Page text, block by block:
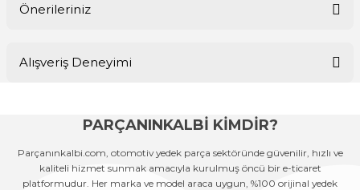
Önerileriniz
konularda yetersiz gördüğünüz noktaları öneri formunu kullanarak
Ürün resmi kalitesiz, bozuk veya görüntülenemiyor.
Ürün açıklamasında eksik bilgiler bulunuyor.
Ürün bilgilerinde hatalar bulunuyor.
Alışveriş Deneyimi
Sitemize ilk yorumu siz yapın!
Deneyimini Paylaş
PARÇANINKALBİ KİMDİR?
Parçanınkalbi.com, otomotiv yedek parça sektöründe güvenilir, hızlı ve
kaliteli hizmet sunmak amacıyla kurulmuş öncü bir e-ticaret
platformudur. Her marka ve model araca uygun, %100 orijinal yedek